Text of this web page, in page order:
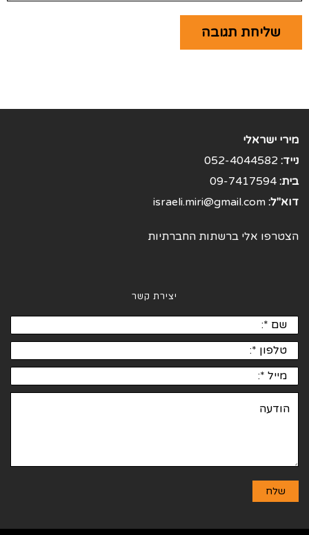
מירי ישראלי
נייד: 052-4044582
בית: 09-7417594
דוא"ל: israeli.miri@gmail.com
הצטרפו אלי ברשתות החברתיות
יצירת קשר